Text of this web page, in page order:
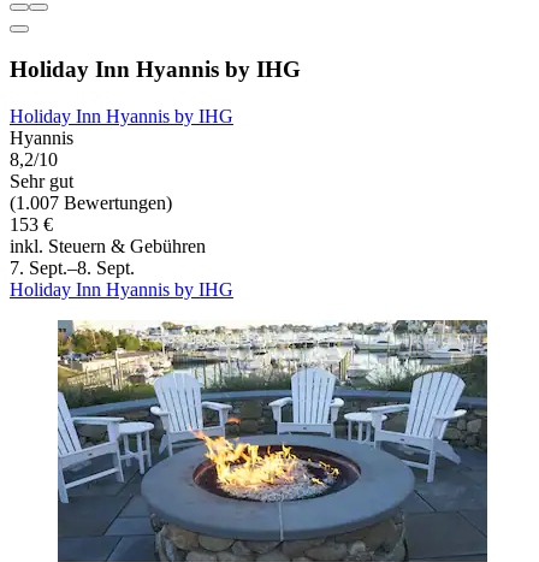
Holiday Inn Hyannis by IHG
Holiday Inn Hyannis by IHG
Hyannis
8,2/10
Sehr gut
(1.007 Bewertungen)
153 €
inkl. Steuern & Gebühren
7. Sept.–8. Sept.
Holiday Inn Hyannis by IHG